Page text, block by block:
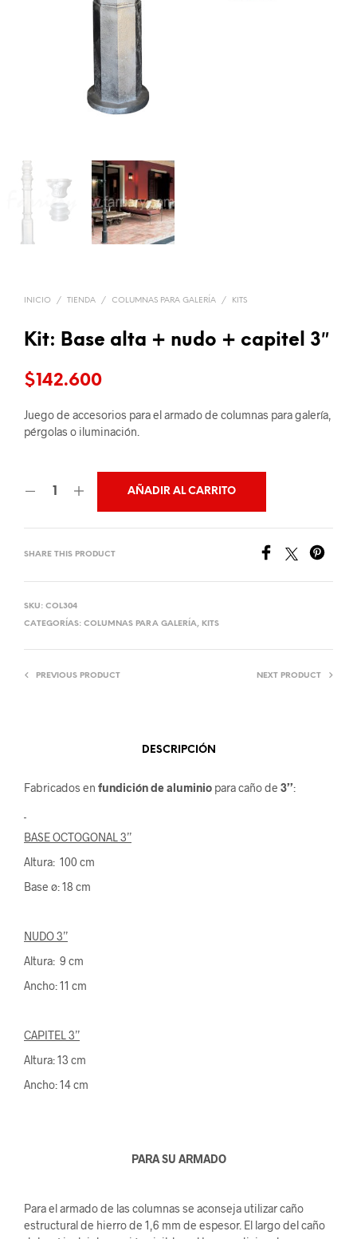
INICIO / TIENDA / COLUMNAS PARA GALERÍA / KITS
Kit: Base alta + nudo + capitel 3″
$142.600
Juego de accesorios para el armado de columnas para galería,
pérgolas o iluminación.
AÑADIR AL CARRITO
SHARE THIS PRODUCT
SKU: COL304
CATEGORÍAS: COLUMNAS PARA GALERÍA, KITS
PREVIOUS PRODUCT NEXT PRODUCT
DESCRIPCIÓN
Fabricados en fundición de aluminio para caño de 3’’:
BASE OCTOGONAL 3’’
Altura: 100 cm
Base ø: 18 cm
NUDO 3’’
Altura: 9 cm
Ancho: 11 cm
CAPITEL 3’’
Altura: 13 cm
Ancho: 14 cm
PARA SU ARMADO
Para el armado de las columnas se aconseja utilizar caño
estructural de hierro de 1,6 mm de espesor. El largo del caño